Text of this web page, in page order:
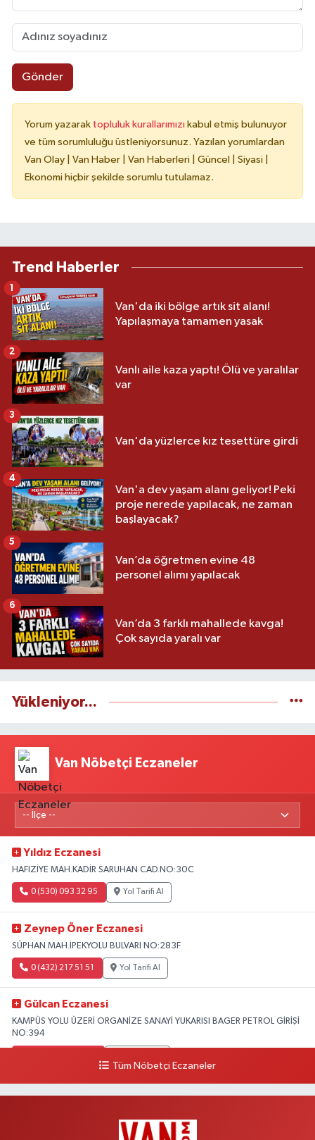
Gönder
Yorum yazarak topluluk kurallarımızı kabul etmiş bulunuyor
ve tüm sorumluluğu üstleniyorsunuz. Yazılan yorumlardan
Van Olay | Van Haber | Van Haberleri | Güncel | Siyasi |
Ekonomi hiçbir şekilde sorumlu tutulamaz.
Trend Haberler
Van'da iki bölge artık sit alanı!
Yapılaşmaya tamamen yasak
1
Vanlı aile kaza yaptı! Ölü ve yaralılar
var
2
Van'da yüzlerce kız tesettüre girdi
3
Van'a dev yaşam alanı geliyor! Peki
proje nerede yapılacak, ne zaman
başlayacak?
4
Van’da öğretmen evine 48
personel alımı yapılacak
5
Van’da 3 farklı mahallede kavga!
Çok sayıda yaralı var
6
Yükleniyor...
Van Nöbetçi Eczaneler
Yıldız Eczanesi
HAFIZİYE MAH.KADİR SARUHAN CAD.NO:30C
0 (530) 093 32 95 Yol Tarifi Al
Zeynep Öner Eczanesi
SÜPHAN MAH.İPEKYOLU BULVARI NO:283F
0 (432) 217 51 51 Yol Tarifi Al
Gülcan Eczanesi
KAMPÜS YOLU ÜZERİ ORGANİZE SANAYİ YUKARISI BAGER PETROL GİRİŞİ
NO:394
HEKİM HASTANESİ ACİL KARŞISI
Tüm Nöbetçi Eczaneler